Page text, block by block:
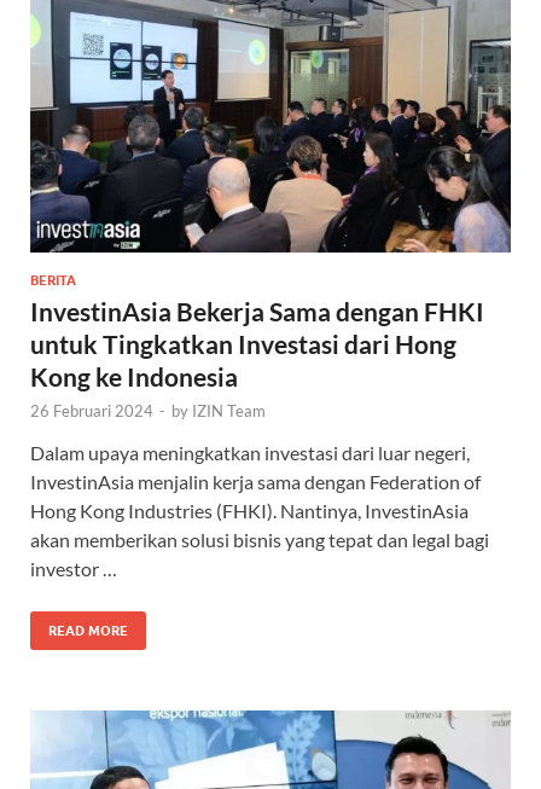
BERITA
InvestinAsia Bekerja Sama dengan FHKI
untuk Tingkatkan Investasi dari Hong
Kong ke Indonesia
26 Februari 2024 - by IZIN Team
Dalam upaya meningkatkan investasi dari luar negeri,
InvestinAsia menjalin kerja sama dengan Federation of
Hong Kong Industries (FHKI). Nantinya, InvestinAsia
akan memberikan solusi bisnis yang tepat dan legal bagi
investor …
READ MORE